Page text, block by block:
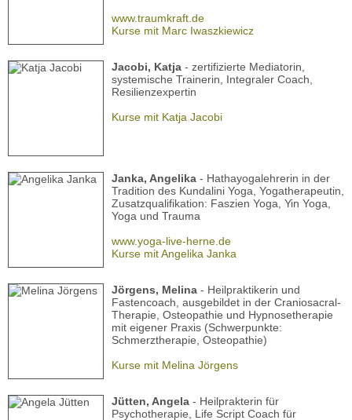
www.traumkraft.de
Kurse mit Marc Iwaszkiewicz
Jacobi, Katja - zertifizierte Mediatorin,
systemische Trainerin, Integraler Coach,
Resilienzexpertin
Kurse mit Katja Jacobi
Janka, Angelika - Hathayogalehrerin in der
Tradition des Kundalini Yoga, Yogatherapeutin,
Zusatzqualifikation: Faszien Yoga, Yin Yoga,
Yoga und Trauma
www.yoga-live-herne.de
Kurse mit Angelika Janka
Jörgens, Melina - Heilpraktikerin und
Fastencoach, ausgebildet in der Craniosacral-
Therapie, Osteopathie und Hypnosetherapie
mit eigener Praxis (Schwerpunkte:
Schmerztherapie, Osteopathie)
Kurse mit Melina Jörgens
Jütten, Angela - Heilprakterin für
Psychotherapie, Life Script Coach für